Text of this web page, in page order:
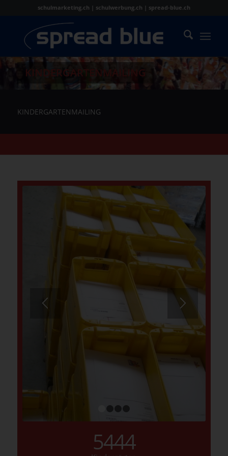
schulmarketing.ch | schulwerbung.ch | spread-blue.ch
KINDERGARTENMAILING
KINDERGARTENMAILING
3
5444